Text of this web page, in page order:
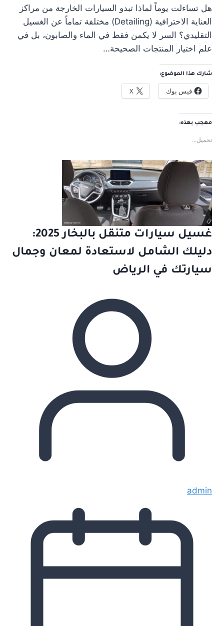
هل تساءلت يوماً لماذا تبدو السيارات الخارجة من مراكز
العناية الاحترافية (Detailing) مختلفة تماماً عن الغسيل
التقليدي؟ السر لا يكمن فقط في الماء والصابون، بل في
علم اختيار المنتجات الصحيحة…
شارك هذا الموضوع:
فيس بوك X
معجب بهذه:
تحميل...
غسيل سيارات متنقل بالبخار 2025:
دليلك الشامل لاستعادة لمعان وجمال
سيارتك في الرياض
admin